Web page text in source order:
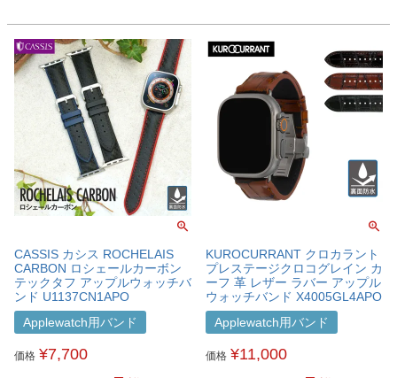
CASSIS カシス ROCHELAIS
CARBON ロシェールカーボン
テックタフ アップルウォッチバ
ンド U1137CN1APO
Applewatch用バンド
価格 ¥7,700
KUROCURRANT クロカラント
プレステージクロコグレイン カ
ーフ 革 レザー ラバー アップル
ウォッチバンド X4005GL4APO
Applewatch用バンド
価格 ¥11,000